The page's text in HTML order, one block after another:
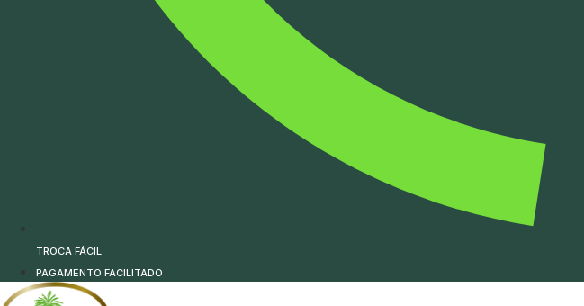
TROCA FÁCIL
PAGAMENTO FACILITADO